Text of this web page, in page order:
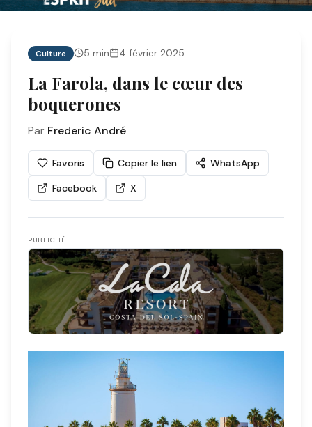
Culture 5 min 4 février 2025
La Farola, dans le cœur des
boquerones
Par Frederic André
Favoris Copier le lien
WhatsApp
Facebook
X
PUBLICITÉ